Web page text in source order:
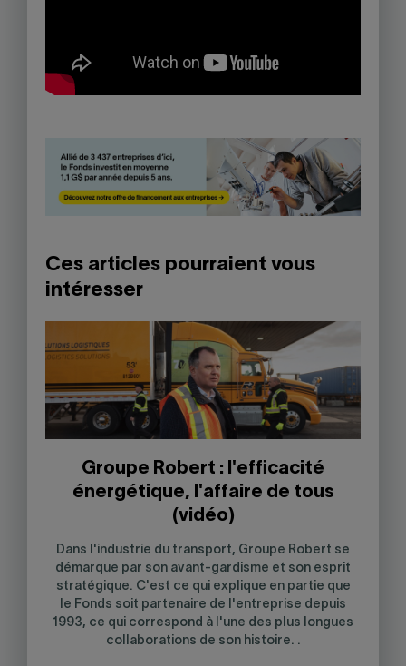
Ces articles pourraient vous
intéresser
Groupe Robert : l'efficacité
énergétique, l'affaire de tous
(vidéo)
Dans l'industrie du transport, Groupe Robert se
démarque par son avant-gardisme et son esprit
stratégique. C'est ce qui explique en partie que
le Fonds soit partenaire de l'entreprise depuis
1993, ce qui correspond à l'une des plus longues
collaborations de son histoire. .